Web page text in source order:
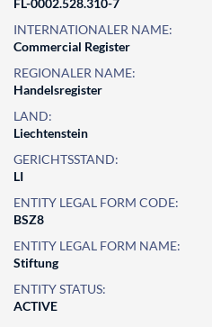
FL-0002.528.310-7
INTERNATIONALER NAME:
Commercial Register
REGIONALER NAME:
Handelsregister
LAND:
Liechtenstein
GERICHTSSTAND:
LI
ENTITY LEGAL FORM CODE:
BSZ8
ENTITY LEGAL FORM NAME:
Stiftung
ENTITY STATUS:
ACTIVE